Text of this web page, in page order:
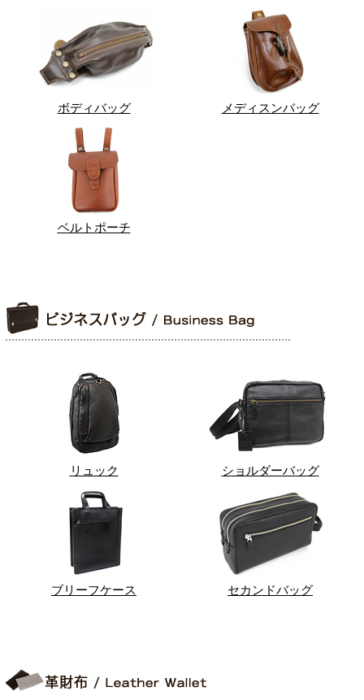
ボディバッグ メディスンバッグ
ベルトポーチ
リュック ショルダーバッグ
ブリーフケース セカンドバッグ